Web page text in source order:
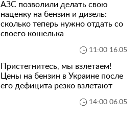
АЗС позволили делать свою
наценку на бензин и дизель:
сколько теперь нужно отдать со
своего кошелька
11:00 16.05
Пристегнитесь, мы взлетаем!
Цены на бензин в Украине после
его дефицита резко взлетают
14:00 06.05